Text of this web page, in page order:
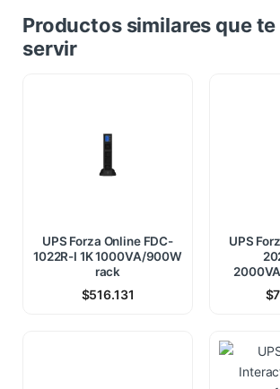
Productos similares que
servir
UPS Forza Online FDC-
1022R-I 1K 1000VA/900W
rack
$516.131
UPS
$